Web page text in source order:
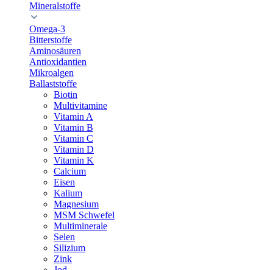
Mineralstoffe
Omega-3
Bitterstoffe
Aminosäuren
Antioxidantien
Mikroalgen
Ballaststoffe
Biotin
Multivitamine
Vitamin A
Vitamin B
Vitamin C
Vitamin D
Vitamin K
Calcium
Eisen
Kalium
Magnesium
MSM Schwefel
Multiminerale
Selen
Silizium
Zink